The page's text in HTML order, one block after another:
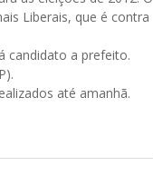
Liberais, que é contra
a prefeito.
até amanhã.